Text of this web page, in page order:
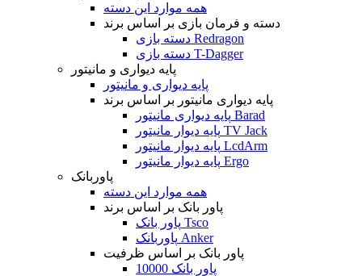
همه موارد این دسته
دسته و فرمان بازی بر اساس برند
دسته بازی Redragon
دسته بازی T-Dagger
پایه دیواری و مانیتور
پایه دیواری و مانیتور
پایه دیواری مانیتور بر اساس برند
پایه دیواری مانیتور Barad
پایه دیوار مانیتور TV Jack
پایه دیوار مانیتور LcdArm
پایه دیوار مانیتور Ergo
پاوربانک
همه موارد این دسته
پاور بانک بر اساس برند
پاور بانک Tsco
پاوربانک Anker
پاور بانک بر اساس ظرفیت
پاور بانک 10000